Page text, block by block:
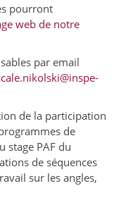
pourront
web de notre
par email
de la participation
de
stage PAF du
de séquences
sur les angles,